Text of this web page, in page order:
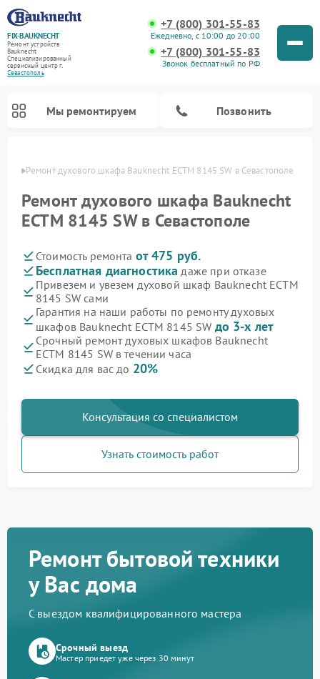
FIX-BAUKNECHT
Ремонт устройств
Bauknecht
Специализированный
cервисный центр г.
Севастополь
+7 (800) 301-55-83
Ежедневно, с 10:00 до 20:00
+7 (800) 301-55-83
Звонок бесплатный по РФ
Мы ремонтируем Позвонить
Ремонт духового шкафа Bauknecht ECTM 8145 SW в Севастополе
Ремонт духового шкафа Bauknecht
ECTM 8145 SW в Севастополе
Стоимость ремонта от 475 руб.
Бесплатная диагностика даже при отказе
Привезем и увезем духовой шкаф Bauknecht ECTM
8145 SW сами
Гарантия на наши работы по ремонту духовых
шкафов Bauknecht ECTM 8145 SW до 3-х лет
Срочный ремонт духовых шкафов Bauknecht
ECTM 8145 SW в течении часа
Скидка для вас до 20%
Консультация со специалистом
Узнать стоимость работ
Ремонт бытовой техники
у Вас дома
С выездом квалифицированного мастера
Срочный выезд
Мастер приедет уже через 30 минут